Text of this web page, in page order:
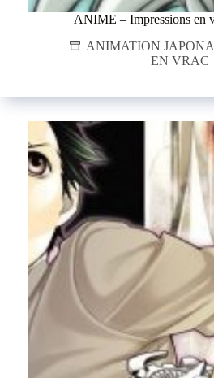
ANIME – Impressions en
ANIMATION
EN VRAC